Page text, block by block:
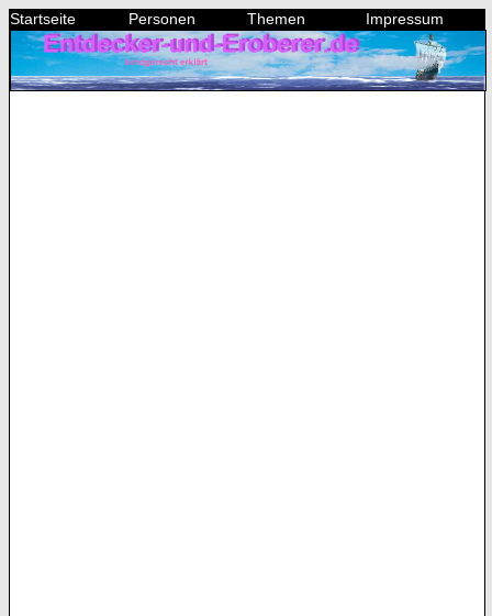
Startseite Personen Themen Impressum